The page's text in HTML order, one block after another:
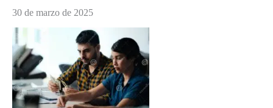
30 de marzo de 2025